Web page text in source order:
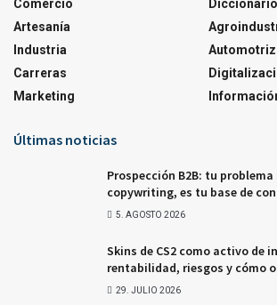
Comercio
Artesanía
Industria
Carreras
Marketing
Automotriz
Últimas noticias
Prospección B2B: tu problema
copywriting, es tu base de
5. AGOSTO 2026
Skins de CS2 como activo de
rentabilidad, riesgos y cómo
29. JULIO 2026